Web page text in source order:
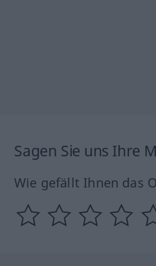
Sagen Sie uns Ihre
Wie gefällt Ihnen das